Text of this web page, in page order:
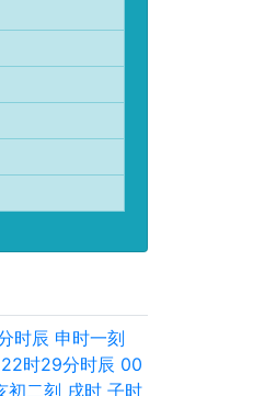
时辰 申时一刻
22时29分时辰 00
初二刻 戌时 子时